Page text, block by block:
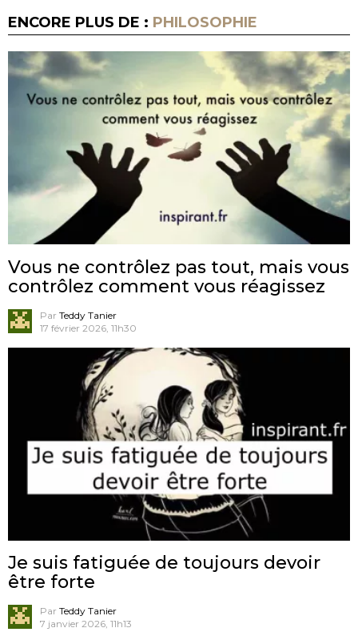
ENCORE PLUS DE : PHILOSOPHIE
Vous ne contrôlez pas tout, mais vous
contrôlez comment vous réagissez
Par Teddy Tanier
17 février 2026, 11h30
Je suis fatiguée de toujours devoir
être forte
Par Teddy Tanier
7 janvier 2026, 11h13